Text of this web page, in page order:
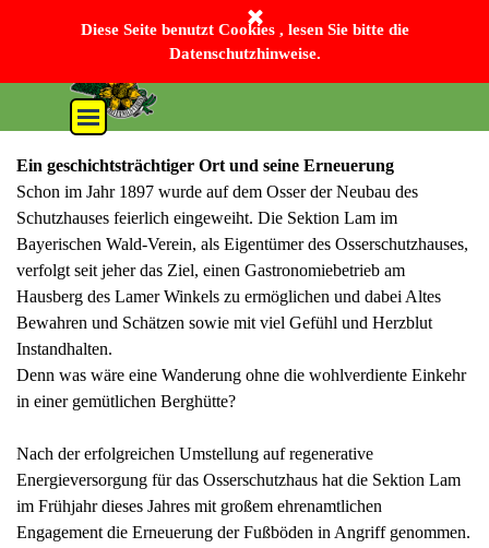
Diese Seite benutzt Cookies , lesen Sie bitte die
Datenschutzhinweise.
Bayerischer Wald-Verein Sektion Lam e. V.
Menü überspringen
Ein geschichtsträchtiger Ort und seine Erneuerung
Schon im Jahr 1897 wurde auf dem Osser der Neubau des
Schutzhauses feierlich eingeweiht. Die Sektion Lam im
Bayerischen Wald-Verein, als Eigentümer des Osserschutzhauses,
verfolgt seit jeher das Ziel, einen Gastronomiebetrieb am
Hausberg des Lamer Winkels zu ermöglichen und dabei Altes
Bewahren und Schätzen sowie mit viel Gefühl und Herzblut
Instandhalten.
Denn was wäre eine Wanderung ohne die wohlverdiente Einkehr
in einer gemütlichen Berghütte?
Nach der erfolgreichen Umstellung auf regenerative
Energieversorgung für das Osserschutzhaus hat die Sektion Lam
im Frühjahr dieses Jahres mit großem ehrenamtlichen
Engagement die Erneuerung der Fußböden in Angriff genommen.